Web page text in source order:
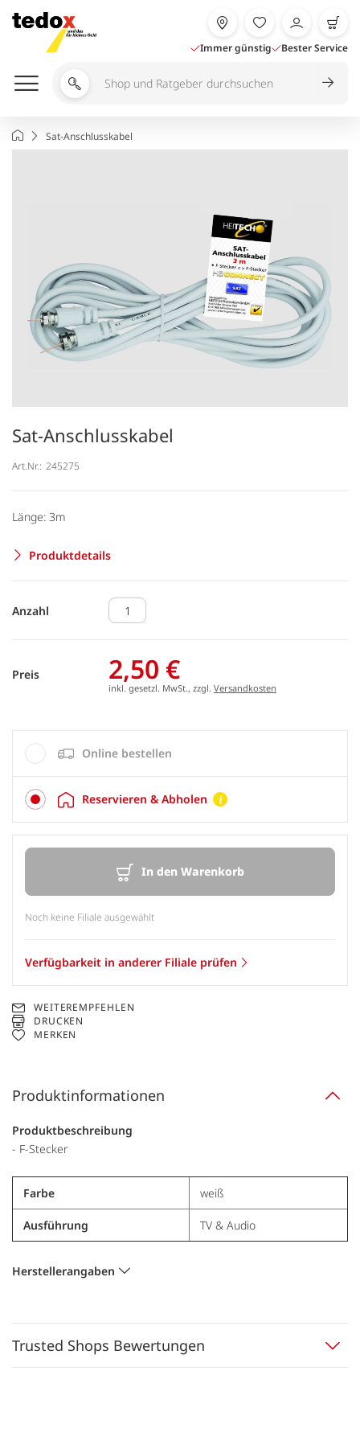
Inhalt
springen
Immer günstig Bester Service
Shop
durchsuchen
StartseiteSat-Anschlusskabel
Sat-Anschlusskabel
Art.Nr.: 245275
Länge: 3m
Produktdetails
Anzahl
Preis 2,50 €
inkl. gesetzl. MwSt., zzgl. Versandkosten
Online bestellen
Reservieren & Abholen
In den Warenkorb
Noch keine Filiale ausgewählt
Verfügbarkeit in anderer Filiale prüfen
WEITEREMPFEHLEN
DRUCKEN
MERKEN
Produktinformationen
Produktbeschreibung
- F-Stecker
Farbe weiß
Ausführung TV & Audio
Herstellerangaben
Trusted Shops Bewertungen